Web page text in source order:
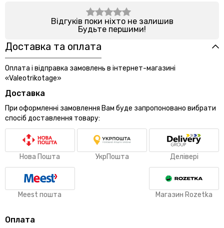
Відгуків поки ніхто не залишив
Будьте першими!
Доставка та оплата
Оплата і відправка замовлень в інтернет-магазині
«Valeotrikotage»
Доставка
При оформленні замовлення Вам буде запропоновано вибрати
спосіб доставлення товару:
Нова Пошта УкрПошта Делівері
Meest пошта Магазин Rozetka
Оплата